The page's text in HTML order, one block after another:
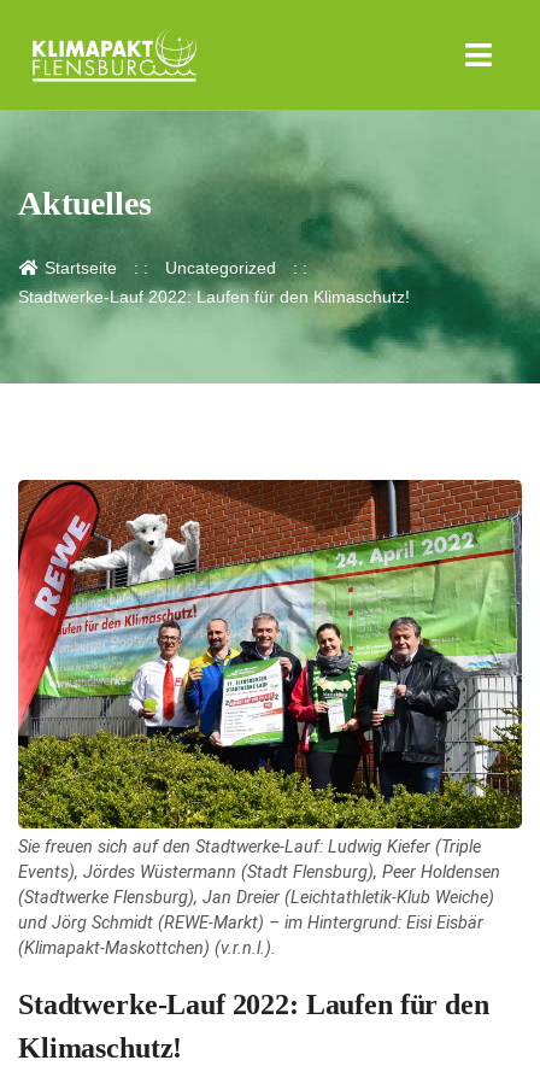
Aktuelles
Startseite
Uncategorized
Stadtwerke-Lauf 2022: Laufen für den Klimaschutz!
Sie freuen sich auf den Stadtwerke-Lauf: Ludwig Kiefer (Triple
Events), Jördes Wüstermann (Stadt Flensburg), Peer Holdensen
(Stadtwerke Flensburg), Jan Dreier (Leichtathletik-Klub Weiche)
und Jörg Schmidt (REWE-Markt) – im Hintergrund: Eisi Eisbär
(Klimapakt-Maskottchen) (v.r.n.l.).
Stadtwerke-Lauf 2022: Laufen für den
Klimaschutz!